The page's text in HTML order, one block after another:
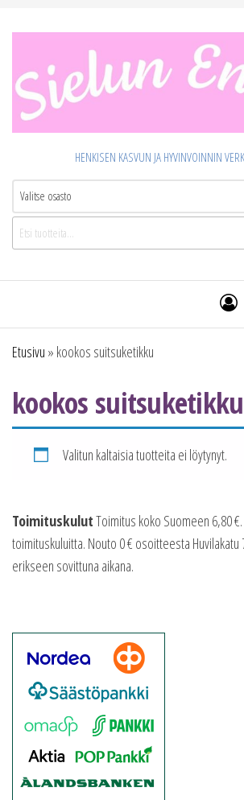
suoraan
HENKISEN KASVUN JA HYVINVOINNIN
Valitse osasto
Etsi:
Etusivu » kookos suitsuketikku
kookos suitsuketikku
Valitun kaltaisia tuotteita ei löytynyt.
ToimituskulutToimitus koko Suomeen 6,80
toimituskuluitta. Nouto 0 € osoitteesta Huvilakatu
erikseen sovittuna aikana.